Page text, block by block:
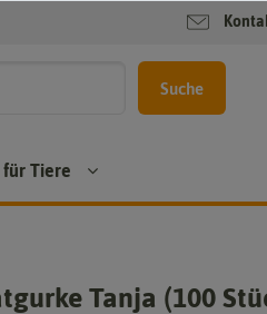
Suche
Tiere
Tanja (100